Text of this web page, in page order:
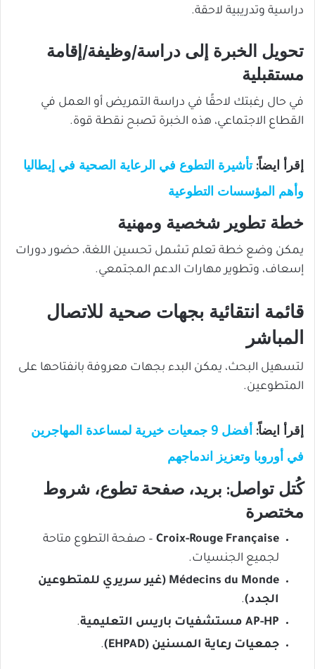
دراسية وتدريبية لاحقة.
تحويل الخبرة إلى دراسة/وظيفة/إقامة
مستقبلية
في حال رغبتك لاحقًا في دراسة التمريض أو العمل في
القطاع الاجتماعي، هذه الخبرة تصبح نقطة قوة.
إقرأ ايضاً:تأشيرة التطوع في الرعاية الصحية في إيطاليا
وأهم المؤسسات التطوعية
خطة تطوير شخصية ومهنية
يمكن وضع خطة تعلم تشمل تحسين اللغة، حضور دورات
إسعاف، وتطوير مهارات الدعم المجتمعي.
قائمة انتقائية بجهات صحية للاتصال
المباشر
لتسهيل البحث، يمكن البدء بجهات معروفة بانفتاحها على
المتطوعين.
إقرأ ايضاً:
أفضل 9 جمعيات خيرية لمساعدة المهاجرين
في أوروبا وتعزيز اندماجهم
كُتل تواصل: بريد، صفحة تطوع، شروط
مختصرة
Croix-Rouge Française – صفحة التطوع متاحة
لجميع الجنسيات.
Médecins du Monde (غير سريري للمتطوعين
الجدد).
AP-HP مستشفيات باريس التعليمية
.
جمعيات رعاية المسنين (EHPAD)
.